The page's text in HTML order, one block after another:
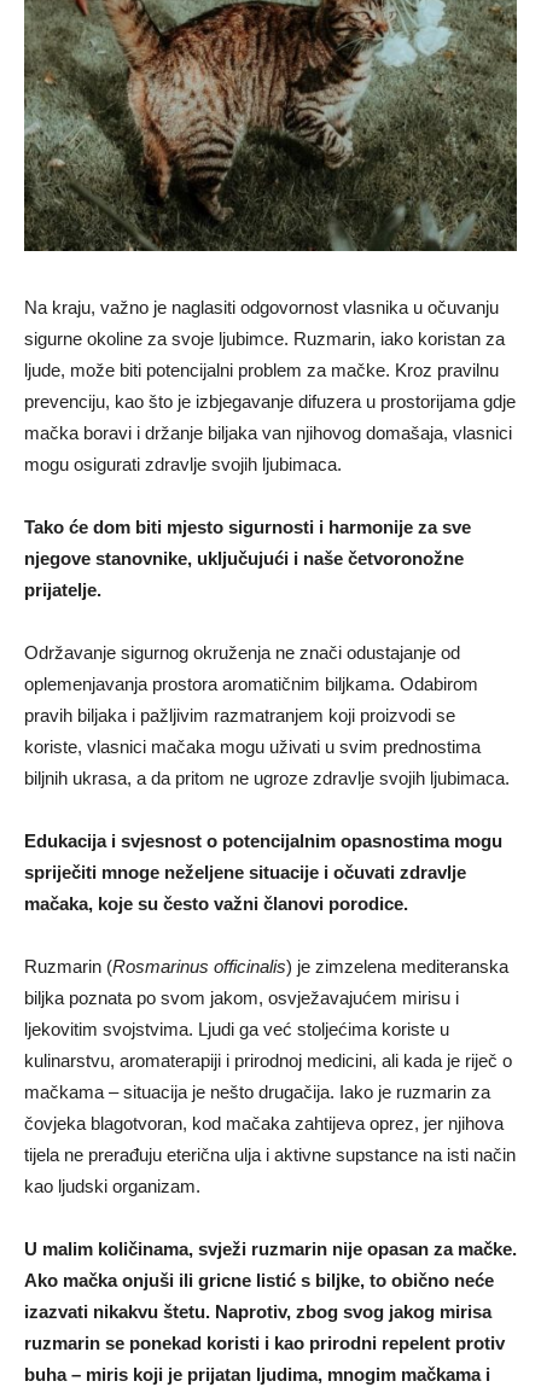
Na kraju, važno je naglasiti odgovornost vlasnika u očuvanju
sigurne okoline za svoje ljubimce. Ruzmarin, iako koristan za
ljude, može biti potencijalni problem za mačke. Kroz pravilnu
prevenciju, kao što je izbjegavanje difuzera u prostorijama gdje
mačka boravi i držanje biljaka van njihovog domašaja, vlasnici
mogu osigurati zdravlje svojih ljubimaca.
Tako će dom biti mjesto sigurnosti i harmonije za sve
njegove stanovnike, uključujući i naše četvoronožne
prijatelje.
Održavanje sigurnog okruženja ne znači odustajanje od
oplemenjavanja prostora aromatičnim biljkama. Odabirom
pravih biljaka i pažljivim razmatranjem koji proizvodi se
koriste, vlasnici mačaka mogu uživati u svim prednostima
biljnih ukrasa, a da pritom ne ugroze zdravlje svojih ljubimaca.
Edukacija i svjesnost o potencijalnim opasnostima mogu
spriječiti mnoge neželjene situacije i očuvati zdravlje
mačaka, koje su često važni članovi porodice.
Ruzmarin (Rosmarinus officinalis) je zimzelena mediteranska
biljka poznata po svom jakom, osvježavajućem mirisu i
ljekovitim svojstvima. Ljudi ga već stoljećima koriste u
kulinarstvu, aromaterapiji i prirodnoj medicini, ali kada je riječ o
mačkama – situacija je nešto drugačija. Iako je ruzmarin za
čovjeka blagotvoran, kod mačaka zahtijeva oprez, jer njihova
tijela ne prerađuju eterična ulja i aktivne supstance na isti način
kao ljudski organizam.
U malim količinama, svježi ruzmarin nije opasan za mačke.
Ako mačka onjuši ili gricne listić s biljke, to obično neće
izazvati nikakvu štetu. Naprotiv, zbog svog jakog mirisa
ruzmarin se ponekad koristi i kao prirodni repelent protiv
buha – miris koji je prijatan ljudima, mnogim mačkama i